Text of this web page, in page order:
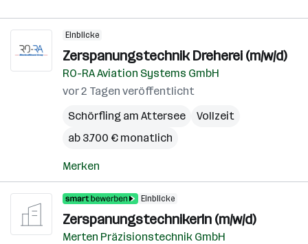
Einblicke
Zerspanungstechnik Dreherei (m/w/d)
RO-RA Aviation Systems GmbH
vor 2 Tagen veröffentlicht
Schörfling am Attersee
Vollzeit
ab 3.700 € monatlich
Merken
Einblicke
ZerspanungstechnikerIn (m/w/d)
Merten Präzisionstechnik GmbH